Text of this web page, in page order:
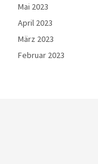
Mai 2023
April 2023
März 2023
Februar 2023